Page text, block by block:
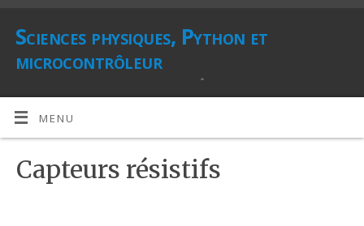
Sciences physiques, Python et
microcontrôleur
LANGAGE PYTHON, MICROCONTRÔLEURS ET CAPTEURS
MENU
Capteurs résistifs